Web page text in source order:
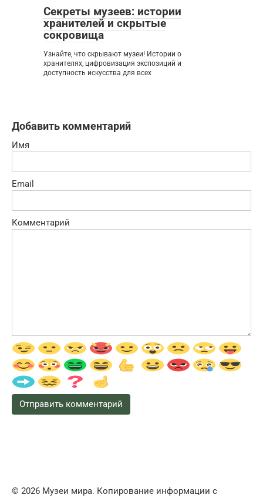
Секреты музеев: истории
хранителей и скрытые
сокровища
Узнайте, что скрывают музеи! Истории о
хранителях, цифровизация экспозиций и
доступность искусства для всех
Добавить комментарий
Имя
Email
Комментарий
© 2026 Музеи мира. Копирование информации с